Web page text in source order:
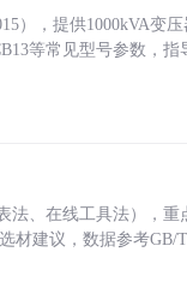
），提供1000kVA变
等常见型号参数，
、在线工具法），重
材建议，数据参考GB/